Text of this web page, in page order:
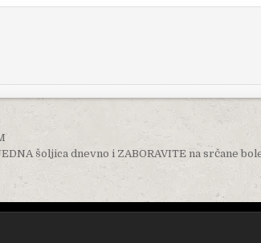
šoljica dnevno i ZABORAVITE na srčane